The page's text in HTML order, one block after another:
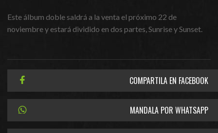
Este álbum doble saldrá a la venta el próximo 22 de
noviembre y estará dividido en dos partes, Sunrise y Sunset.
COMPARTILA EN FACEBOOK
MANDALA POR WHATSAPP